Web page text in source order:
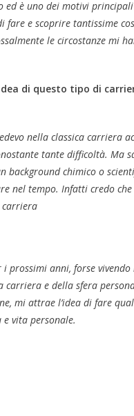
ed è uno dei motivi
e scoprire tantissime
le circostanze mi
di questo tipo di
nella classica carriera
tante difficoltà. Ma
chimico o
nel tempo. Infatti credo
carriera
prossimi anni, forse
e della sfera
mi attrae l’idea di fare
vita personale.